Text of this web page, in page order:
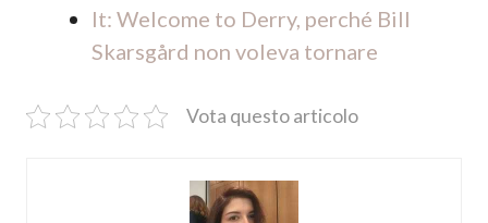
It: Welcome to Derry, perché Bill
Skarsgård non voleva tornare
Vota questo articolo